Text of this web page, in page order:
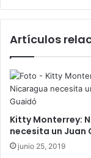
Artículos
Kitty Monterrey:
necesita un Juan
junio 25, 2019